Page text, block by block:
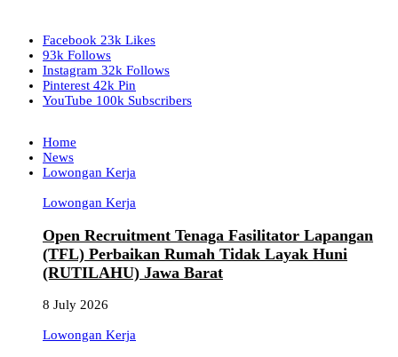
Facebook 23k Likes
93k Follows
Instagram 32k Follows
Pinterest 42k Pin
YouTube 100k Subscribers
Home
News
Lowongan Kerja
Lowongan Kerja
Open Recruitment Tenaga Fasilitator Lapangan
(TFL) Perbaikan Rumah Tidak Layak Huni
(RUTILAHU) Jawa Barat
8 July 2026
Lowongan Kerja